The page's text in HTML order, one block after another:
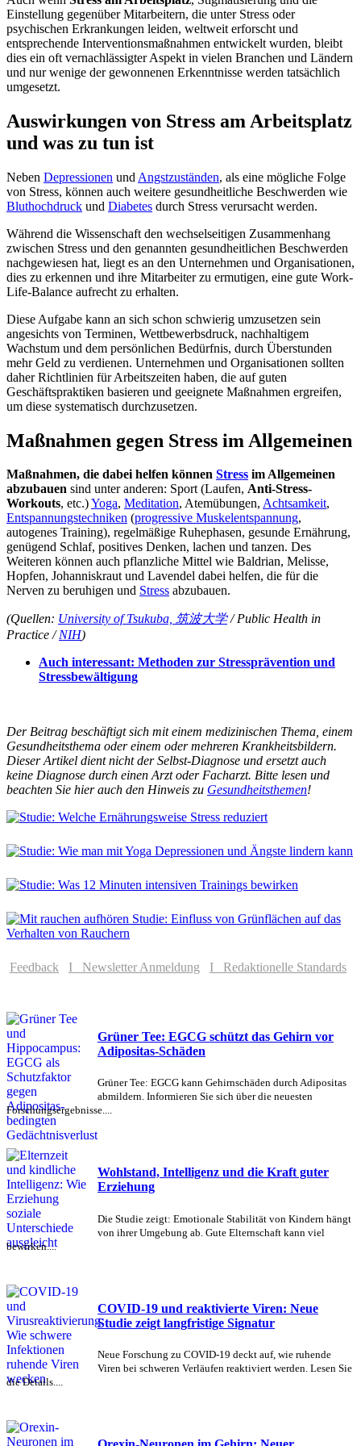
Einstellung gegenüber Mitarbeitern, die unter Stress oder
psychischen Erkrankungen leiden, weltweit erforscht und
entsprechende Interventionsmaßnahmen entwickelt wurden, bleibt
dies ein oft vernachlässigter Aspekt in vielen Branchen und Ländern
und nur wenige der gewonnenen Erkenntnisse werden tatsächlich
umgesetzt.
Auswirkungen von Stress am Arbeitsplatz
und was zu tun ist
Neben Depressionen und Angstzuständen, als eine mögliche Folge
von Stress, können auch weitere gesundheitliche Beschwerden wie
Bluthochdruck und Diabetes durch Stress verursacht werden.
Während die Wissenschaft den wechselseitigen Zusammenhang
zwischen Stress und den genannten gesundheitlichen Beschwerden
nachgewiesen hat, liegt es an den Unternehmen und Organisationen,
dies zu erkennen und ihre Mitarbeiter zu ermutigen, eine gute Work-
Life-Balance aufrecht zu erhalten.
Diese Aufgabe kann an sich schon schwierig umzusetzen sein
angesichts von Terminen, Wettbewerbsdruck, nachhaltigem
Wachstum und dem persönlichen Bedürfnis, durch Überstunden
mehr Geld zu verdienen. Unternehmen und Organisationen sollten
daher Richtlinien für Arbeitszeiten haben, die auf guten
Geschäftspraktiken basieren und geeignete Maßnahmen ergreifen,
um diese systematisch durchzusetzen.
Maßnahmen gegen Stress im Allgemeinen
Maßnahmen, die dabei helfen können Stress im Allgemeinen
abzubauen sind unter anderen: Sport (Laufen, Anti-Stress-
Workouts, etc.)Yoga, Meditation, Atemübungen, Achtsamkeit,
Entspannungstechniken (progressive Muskelentspannung,
autogenes Training), regelmäßige Ruhephasen, gesunde Ernährung,
genügend Schlaf, positives Denken, lachen und tanzen. Des
Weiteren können auch pflanzliche Mittel wie Baldrian, Melisse,
Hopfen, Johanniskraut und Lavendel dabei helfen, die für die
Nerven zu beruhigen und Stress abzubauen.
(Quellen: University of Tsukuba, 筑波大学/ Public Health in
Practice /NIH)
Auch interessant: Methoden zur Stressprävention und
Stressbewältigung
Der Beitrag beschäftigt sich mit einem medizinischen Thema, einem
Gesundheitsthema oder einem oder mehreren Krankheitsbildern.
Dieser Artikel dient nicht der Selbst-Diagnose und ersetzt auch
keine Diagnose durch einen Arzt oder Facharzt. Bitte lesen und
beachten Sie hier auch den Hinweis zu Gesundheitsthemen!
Feedback I Newsletter Anmeldung I Redaktionelle Standards
Grüner Tee: EGCG schützt das Gehirn vor
Adipositas-Schäden
Grüner Tee: EGCG kann Gehirnschäden durch Adipositas
abmildern. Informieren Sie sich über die neuesten
Forschungsergebnisse....
Wohlstand, Intelligenz und die Kraft guter
Erziehung
Die Studie zeigt: Emotionale Stabilität von Kindern hängt
von ihrer Umgebung ab. Gute Elternschaft kann viel
bewirken....
COVID-19 und reaktivierte Viren: Neue
Studie zeigt langfristige Signatur
Neue Forschung zu COVID-19 deckt auf, wie ruhende
Viren bei schweren Verläufen reaktiviert werden. Lesen Sie
die Details....